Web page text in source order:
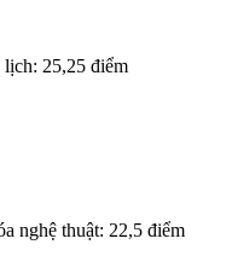
lịch: 25,25 điểm
nghệ thuật: 22,5 điểm